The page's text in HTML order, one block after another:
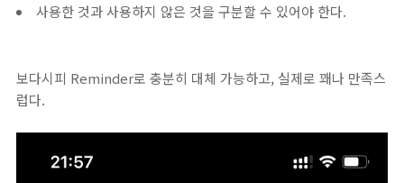
사용한 것과 사용하지 않은 것을 구분할 수 있어야 한다.
보다시피 Reminder로 충분히 대체 가능하고, 실제로 꽤나 만족스
럽다.